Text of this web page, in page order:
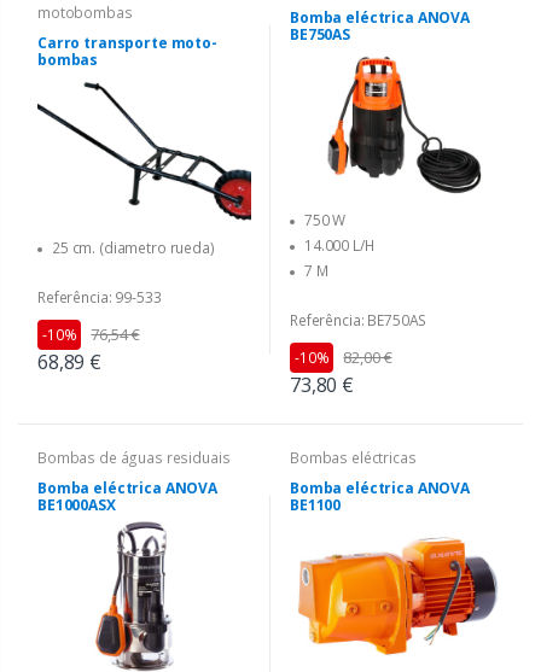
motobombas
Carro transporte moto-
bombas
25 cm. (diametro rueda)
Referência: 99-533
68,89 €
-10% 76,54 €
Bomba eléctrica ANOVA
BE750AS
750 W
14.000 L/H
7 M
Referência: BE750AS
73,80 €
-10% 82,00 €
Bombas de águas residuais
Bomba eléctrica ANOVA
BE1000ASX
Bombas eléctricas
Bomba eléctrica ANOVA
BE1100